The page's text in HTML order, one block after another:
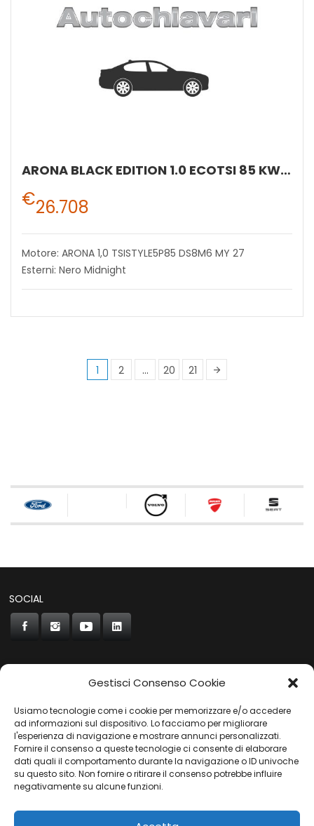
Gestisci Consenso Cookie
Usiamo tecnologie come i cookie per memorizzare e/o accedere
ad informazioni sul dispositivo. Lo facciamo per migliorare
l'esperienza di navigazione e mostrare annunci personalizzati.
Fornire il consenso a queste tecnologie ci consente di elaborare
dati quali il comportamento durante la navigazione o ID univoche
su questo sito. Non fornire o ritirare il consenso potrebbe influire
negativamente su alcune funzioni.
ARONA BLACK EDITION 1.0 ECOTSI 85 KW (115 CV) BENZINA MANUALE 6 MARCE 2WD
€26.708
Motore: ARONA 1,0 TSISTYLE5P85 DS8M6 MY 27
Esterni: Nero Midnight
1 2 … 20 21
SOCIAL
CONCORDE
AUTOCHIAVARI
Gruppo Carfin SPA |P.IVA: 03859710109 |Sede Legale:
Via L. Perini 50 - 16152 Genova | © 2025
PRIVACY POLICY|COOKIES POLICY